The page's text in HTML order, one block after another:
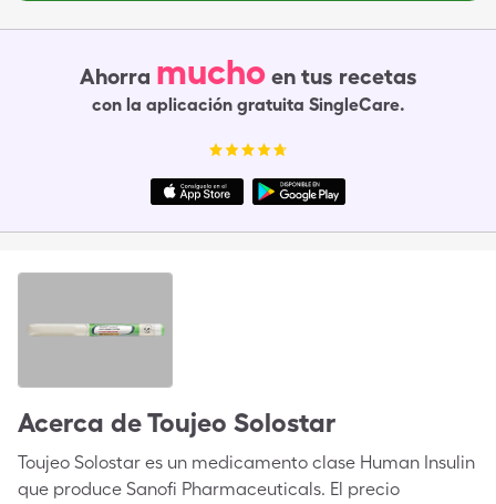
Ahorra mucho en tus recetas
con la aplicación gratuita SingleCare.
Acerca deToujeo Solostar
Toujeo Solostar es un medicamento clase Human Insulin
que produce Sanofi Pharmaceuticals. El precio